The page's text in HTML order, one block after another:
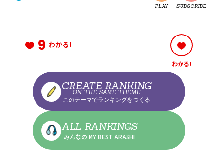
CLOSE
PLAY SUBSCRIBE
CLOSE
9 わかる!
わかる!
CREATE RANKING
ON THE SAME THEME
このテーマでランキングをつくる
ALL RANKINGS
みんなの MY BEST ARASHI